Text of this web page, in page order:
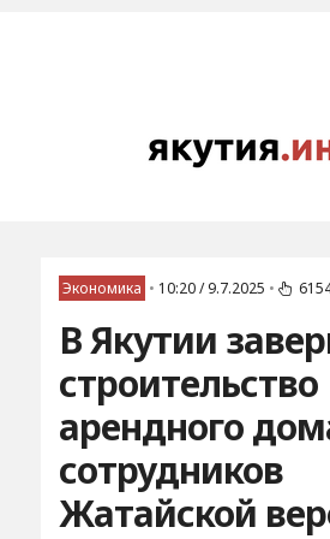
Экономика • 10:20 / 9.7.2025 •
В Якутии
строительство
арендного
сотрудников
Жатайской